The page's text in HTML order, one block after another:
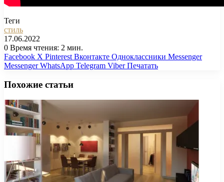
Теги
стиль
17.06.2022
0 Время чтения: 2 мин.
Facebook X Pinterest Вконтакте Одноклассники Messenger
Messenger WhatsApp Telegram Viber Печатать
Похожие статьи